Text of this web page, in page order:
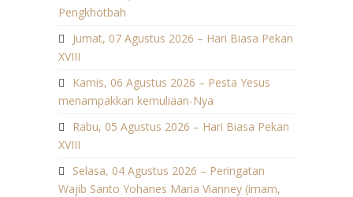
Pengkhotbah
Jumat, 07 Agustus 2026 – Hari Biasa Pekan
XVIII
Kamis, 06 Agustus 2026 – Pesta Yesus
menampakkan kemuliaan-Nya
Rabu, 05 Agustus 2026 – Hari Biasa Pekan
XVIII
Selasa, 04 Agustus 2026 – Peringatan
Wajib Santo Yohanes Maria Vianney (imam,